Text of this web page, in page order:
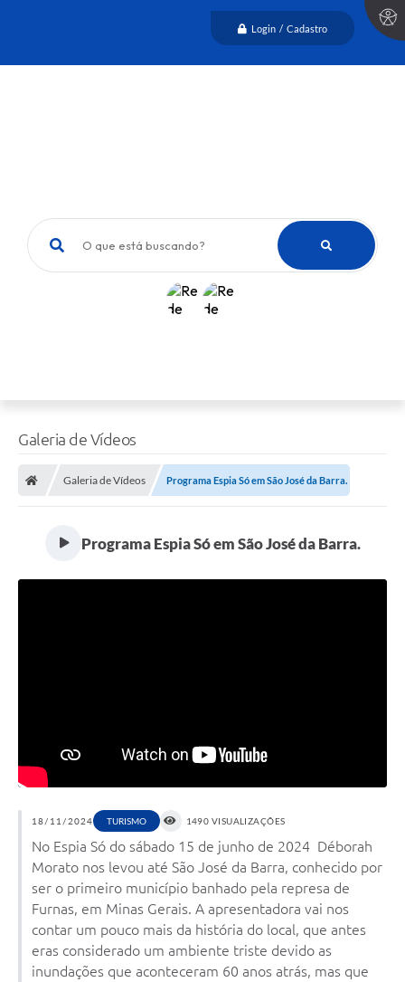
Login / Cadastro
O que está buscando?
Galeria de Vídeos
Galeria de Vídeos Programa Espia Só em São José da Barra.
Programa Espia Só em São José da Barra.
18/11/2024 TURISMO 1490 VISUALIZAÇÕES
No Espia Só do sábado 15 de junho de 2024 Déborah
Morato nos levou até São José da Barra, conhecido por
ser o primeiro município banhado pela represa de
Furnas, em Minas Gerais. A apresentadora vai nos
contar um pouco mais da história do local, que antes
eras considerado um ambiente triste devido as
inundações que aconteceram 60 anos atrás, mas que